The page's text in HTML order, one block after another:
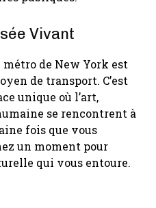
Vivant
de New York est
de transport. C’est
unique où l’art,
se rencontrent à
fois que vous
un moment pour
qui vous entoure.